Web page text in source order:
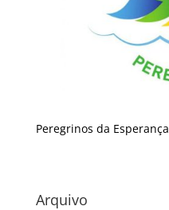
Peregrinos da Esperança
Arquivo